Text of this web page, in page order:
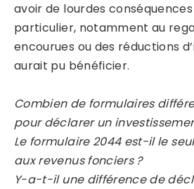
avoir de lourdes
particulier, notamment au
encourues ou des réductions
aurait pu bénéficier.
Combien de formulaires
pour déclarer un
Le formulaire 2044 est-il le
aux revenus fonciers ?
Y-a-t-il une différence de